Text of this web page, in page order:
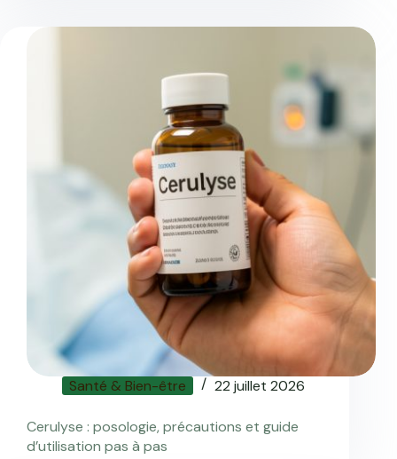
Santé & Bien-être 22 juillet 2026
Cerulyse : posologie, précautions et guide
d’utilisation pas à pas